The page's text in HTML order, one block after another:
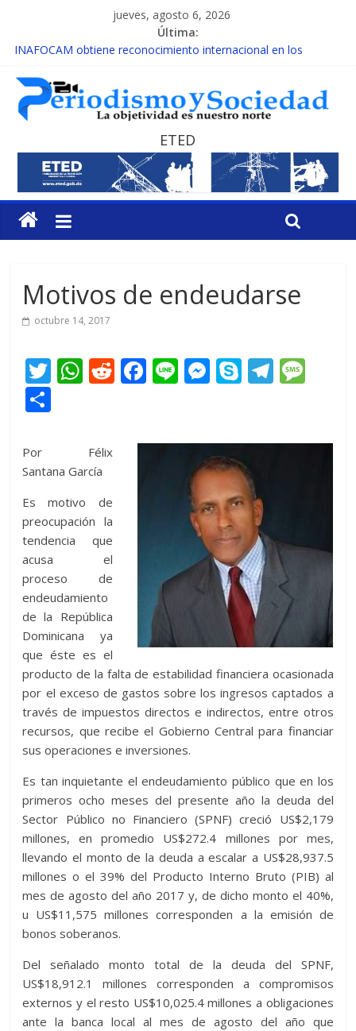
jueves, agosto 6, 2026
Última:
INAFOCAM obtiene reconocimiento internacional en los
15 de febrero de cada año es Día Nacional de la lucha contra el
cáncer infantil
EL ENFOQUE UNILATERAL DE LA COALICIÓN
MESCyT y Universidad Albizu apoyarán rehabilitación de
reclusos
MESCyT presenta calendario de Consulta Nacional por la
Educación
ETED
Motivos de endeudarse
octubre 14, 2017
T W
s
A
p
p
R F
b
Li M
e
n
g
er
S
p
e
T
gr a
p
ar
ti
r
Por Félix
Santana García
Es motivo de
preocupación la
tendencia que
acusa el
proceso de
endeudamiento
de la República
Dominicana ya
que éste es el
producto de la falta de estabilidad financiera ocasionada
por el exceso de gastos sobre los ingresos captados a
través de impuestos directos e indirectos, entre otros
recursos, que recibe el Gobierno Central para financiar
sus operaciones e inversiones.
Es tan inquietante el endeudamiento público que en los
primeros ocho meses del presente año la deuda del
Sector Público no Financiero (SPNF) creció US$2,179
millones, en promedio US$272.4 millones por mes,
llevando el monto de la deuda a escalar a US$28,937.5
millones o el 39% del Producto Interno Bruto (PIB) al
mes de agosto del año 2017 y, de dicho monto el 40%,
u US$11,575 millones corresponden a la emisión de
bonos soberanos.
Del señalado monto total de la deuda del SPNF,
US$18,912.1 millones corresponden a compromisos
externos y el resto US$10,025.4 millones a obligaciones
ante la banca local al mes de agosto del año que